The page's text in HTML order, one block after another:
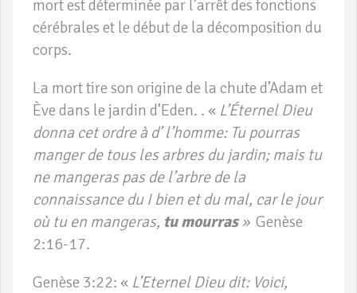
mort est déterminée par l’arrêt des fonctions
cérébrales et le début de la décomposition du
corps.
La mort tire son origine de la chute d’Adam et
Ève dans le jardin d’Eden. . « L’Éternel Dieu
donna cet ordre à d’ l’homme: Tu pourras
manger de tous les arbres du jardin; mais tu
ne mangeras pas de l’arbre de la
connaissance du I bien et du mal, car le jour
où tu en mangeras, tu mourras» Genèse
2:16-17.
Genèse 3:22: « L’Eternel Dieu dit: Voici,